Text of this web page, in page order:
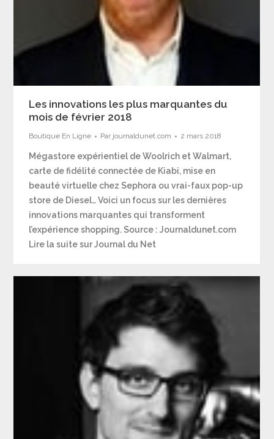
Les innovations les plus marquantes du
mois de février 2018
Boutique En Ligne Par journaldunet.com 2 mars 2018
Mégastore expérientiel de Woolrich et Walmart,
carte de fidélité connectée de Kiabi, mise en
beauté virtuelle chez Sephora ou vrai-faux pop-up
store de Diesel… Voici un focus sur les dernières
innovations marquantes qui transforment
l’expérience shopping. Source : Journaldunet.com
Lire la suite sur Journal du Net